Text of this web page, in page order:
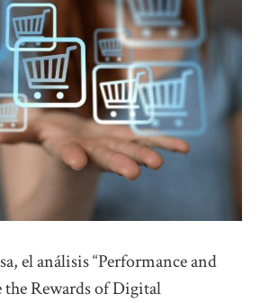
el análisis “Performance and
Rewards of Digital